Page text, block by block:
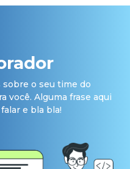
o seu time do
você. Alguma frase aqui
e bla bla!